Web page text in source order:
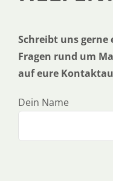
SERVICE
ÜBER UNS
Schreibt uns
Fragen rund um
auf eure
Dein Name